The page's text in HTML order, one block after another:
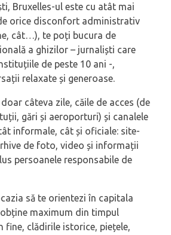
Bruxelles-ul este cu atât mai
orice disconfort administrativ
cât…), te poți bucura de
a ghizilor – jurnaliști care
de peste 10 ani -,
relaxate și generoase.
câteva zile, căile de acces (de
gări și aeroporturi) și canalele
informale, cât și oficiale: site-
de foto, video și informații
persoanele responsabile de
să te orientezi în capitala
maximum din timpul
fine, clădirile istorice, piețele,